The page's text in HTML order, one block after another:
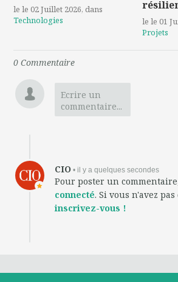
le le 02 Juillet 2026, dans
Technologies
le le 01
Projets
0 Commentaire
Ecrire un
commentaire...
CIO • il y a quelques secondes
Pour poster un
connecté. Si vous n'avez
inscrivez-vous !